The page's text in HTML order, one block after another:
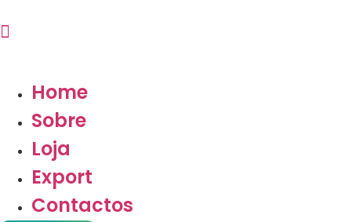
Home
Sobre
Loja
Export
Contactos